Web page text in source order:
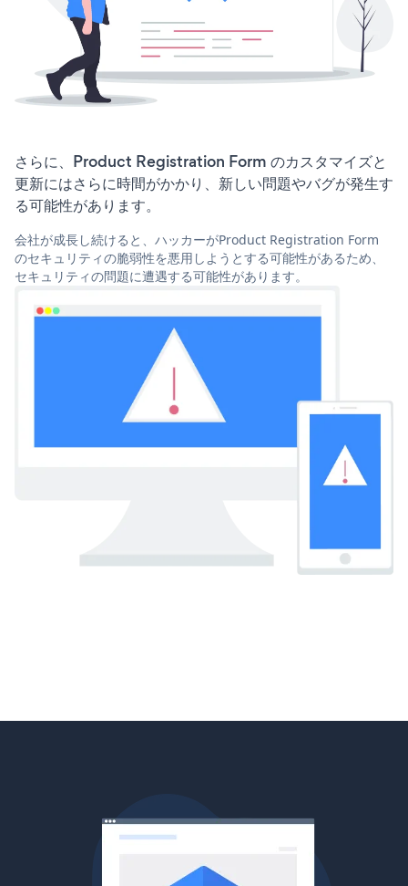
さらに、Product Registration Form のカスタマイズと
更新にはさらに時間がかかり、新しい問題やバグが発生す
る可能性があります。
会社が成長し続けると、ハッカーがProduct Registration Form
のセキュリティの脆弱性を悪用しようとする可能性があるため、
セキュリティの問題に遭遇する可能性があります。